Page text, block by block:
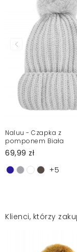
Naluu - Czapka z
pomponem Biała
69,99 zł
+5
Klienci, którzy